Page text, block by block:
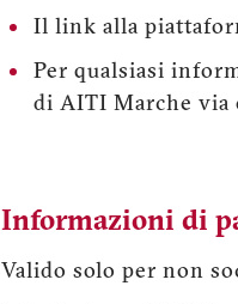
Il link alla
Per qualsiasi
di AITI Marche via
Informazioni di
Valido solo per non